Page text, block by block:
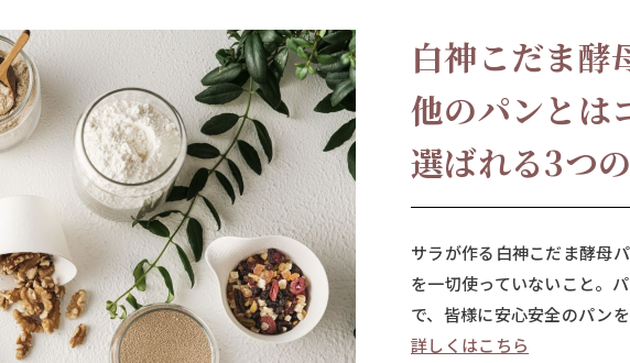
白神こだま酵
他のパンとは
選ばれる3つ
サラが作る白神こだま酵母
を一切使っていないこと。
で、皆様に安心安全のパン
詳しくはこちら